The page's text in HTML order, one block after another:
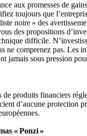
aux promesses de
toujours que
noire » des
des propositions
difficile.
ne comprenez pas. Les
jamais sous pression
de produits financiers
d’aucune protection
« Ponzi »